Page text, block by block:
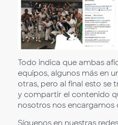
Todo indica que ambas
equipos, algunos más en
otras, pero al final esto se
y compartir el contenido
nosotros nos encargamos
Síguenos en nuestras